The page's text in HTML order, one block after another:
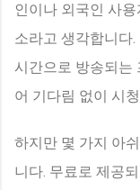
인이나 외국인 사
소라고 생각합니다.
시간으로 방송되는
어 기다림 없이 시
하지만 몇 가지 아
니다. 무료로 제공